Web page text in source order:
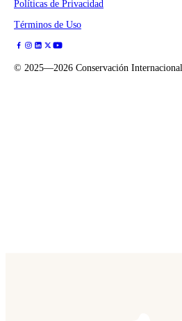
Políticas de Privacidad
Términos de Uso
© 2025—2026 Conservación Internacional